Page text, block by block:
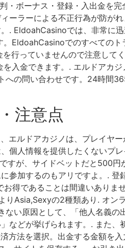
ボーナス・登録・入出金を
ーラーによる不正行為が防が
. EldoahCasinoでは、非常に
EldoahCasinoでのすべての
行っていませんので注意して
入金できます。. エルドアカ
の問い合わせです。24時間
注意点
ルドアカジノは、プレイヤ
個人情報を提供したくないプ
すが、サイドベットだと500円
参加するのもアリですよ。. 登
得であることは間違いありま
Asia,Sexyの2種類あり. オン
い原因として、「他人名義
などが挙げられます。. また、
法を選択。出金する金額を